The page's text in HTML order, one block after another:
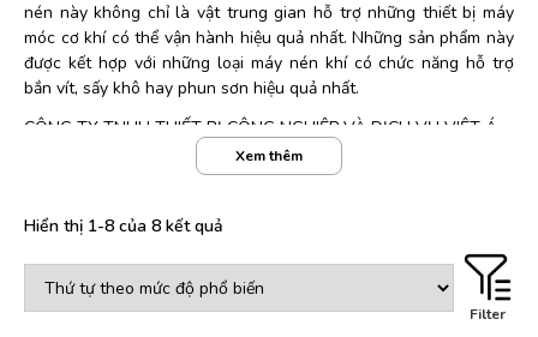
nén này không chỉ là vật trung gian hỗ trợ những thiết bị máy
móc cơ khí có thể vận hành hiệu quả nhất. Những sản phẩm này
được kết hợp với những loại máy nén khí có chức năng hỗ trợ
bắn vít, sấy khô hay phun sơn hiệu quả nhất.
CÔNG TY TNHH THIẾT BỊ CÔNG NGHIỆP VÀ DỊCH VỤ VIỆT Á
Địa chỉ: Số 4 phố Võ Trung, Phúc Lợi, Long Biên, Hà Nội
Email: thietbivietavn@gmail.com
Website: www.thietbivieta.com
Xem thêm
Hiển thị 1-8 của 8 kết quả
Filter